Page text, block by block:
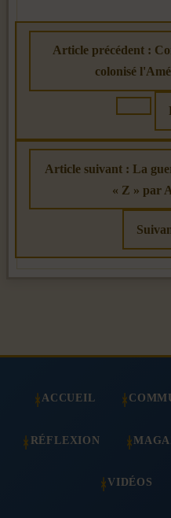
Article précédent :
colonisé
Article suivant : La
« Z » par
ACCUEIL
RÉFLEXION
VIDÉOS